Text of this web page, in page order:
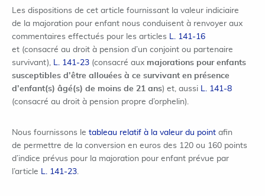
Les dispositions de cet article fournissant la valeur indiciaire
de la majoration pour enfant nous conduisent à renvoyer aux
commentaires effectués pour les articles L. 141-16
et (consacré au droit à pension d’un conjoint ou partenaire
survivant), L. 141-23 (consacré aux majorations pour enfants
susceptibles d’être allouées à ce survivant en présence
d’enfant(s) âgé(s) de moins de 21 ans) et, aussi L. 141-8
(consacré au droit à pension propre d’orphelin).
Nous fournissons le tableau relatif à la valeur du point afin
de permettre de la conversion en euros des 120 ou 160 points
d’indice prévus pour la majoration pour enfant prévue par
l’article L. 141-23.